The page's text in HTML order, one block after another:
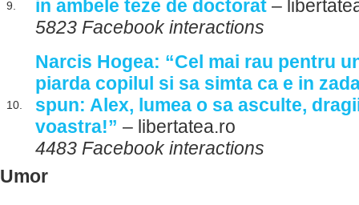
9.
in ambele teze de doctorat –
5823 Facebook interactions
10.
Narcis Hogea: “Cel mai rau pentru
piarda copilul si sa simta ca e in
spun: Alex, lumea o sa asculte,
voastra!” – libertatea.ro
4483 Facebook interactions
Umor